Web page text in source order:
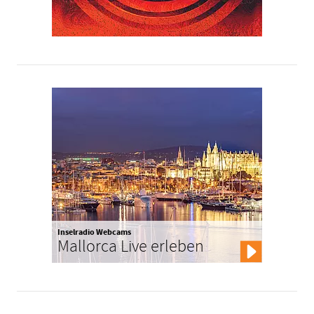
Inselradio Webcams
Mallorca Live erleben